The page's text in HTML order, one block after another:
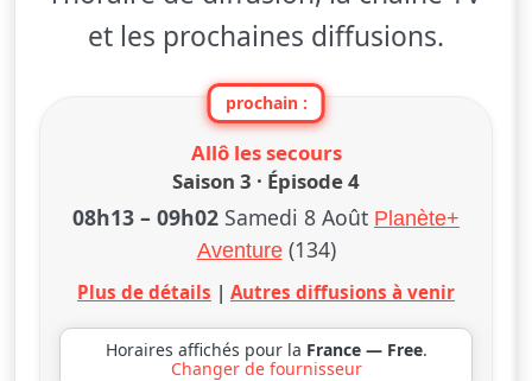
et les prochaines diffusions.
prochain :
Allô les secours
Saison 3 · Épisode 4
08h13 – 09h02 Samedi 8 Août Planète+
Aventure(134)
Plus de détails | Autres diffusions à venir
Horaires affichés pour la France — Free.
Changer de fournisseur